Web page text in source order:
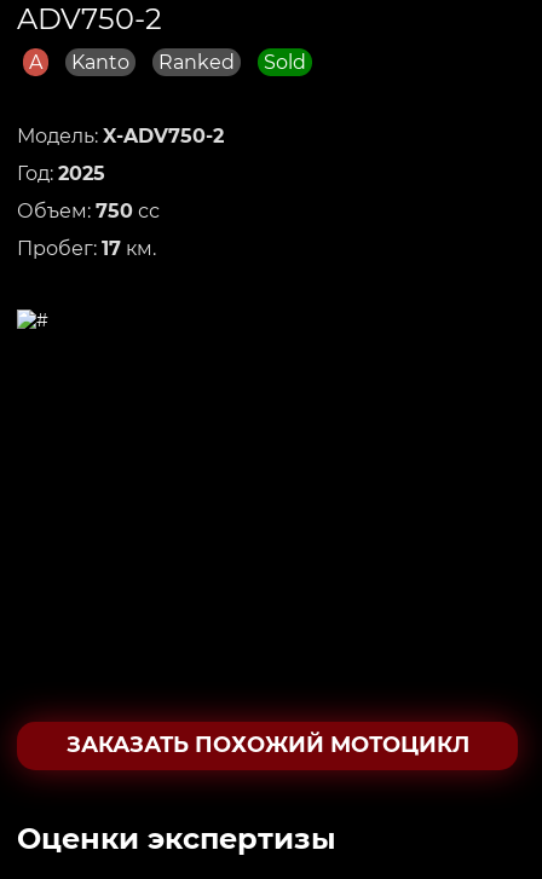
ADV750-2
A Kanto Ranked Sold
Модель: X-ADV750-2
Год: 2025
Объем: 750 сс
Пробег: 17 км.
ЗАКАЗАТЬ ПОХОЖИЙ МОТОЦИКЛ
Oценки экспертизы